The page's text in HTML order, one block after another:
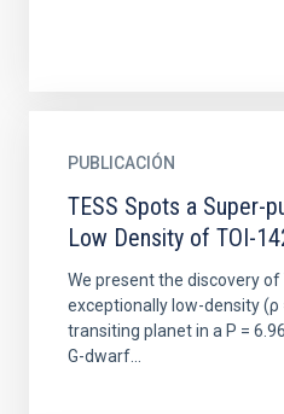
PUBLICACIÓN
TESS Spots a Super-
Low Density of TOI-
We present the discovery of
exceptionally low-density (ρ
transiting planet in a P =
G-dwarf...